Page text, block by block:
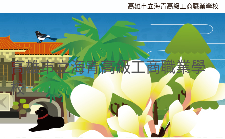
高雄市立海青高級工商職業學校
高雄市立海青高級工商職業學
校